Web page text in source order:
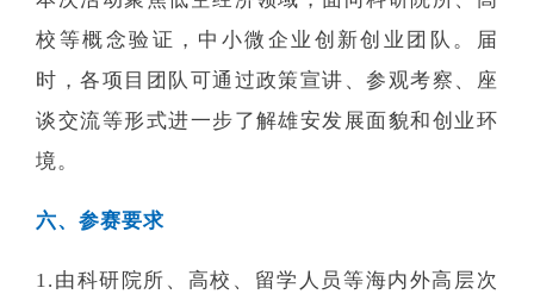
校等概念验证，中小微企业创新创业团队。届
时，各项目团队可通过政策宣讲、参观考察、座
谈交流等形式进一步了解雄安发展面貌和创业环
境。
六、参赛要求
1.由科研院所、高校、留学人员等海内外高层次